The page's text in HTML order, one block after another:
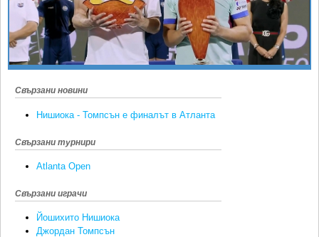
КЛУБОВЕ
БЛОГ
ЖЪЛТО
Спорт&Фитнес
Други
Свързани новини
Нишиока - Томпсън е финалът в Атланта
Свързани турнири
Atlanta Open
Свързани играчи
Йошихито Нишиока
Джордан Томпсън